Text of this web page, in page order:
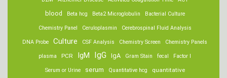
Bacterial Culture
Beta2 Microglobulin
Beta hcg
blood
Cerebrospinal Fluid Analysis
Ceruloplasmin
Chemistry Panel
Chemistry Panels
Chemistry Screen
CSF Analysis
Culture
DNA Probe
Factor I
fecal
Gram Stain
IgA
IgG
IgM
PCR
plasma
quantitative
Quantitative hcg
serum
Serum or Urine